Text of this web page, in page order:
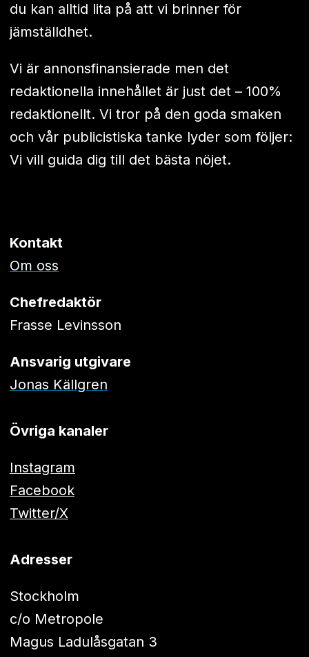
du kan alltid lita på att vi brinner för
jämställdhet.
Vi är annonsfinansierade men det
redaktionella innehållet är just det – 100%
redaktionellt. Vi tror på den goda smaken
och vår publicistiska tanke lyder som följer:
Vi vill guida dig till det bästa nöjet.
Kontakt
Om oss
Chefredaktör
Frasse Levinsson
Ansvarig utgivare
Jonas Källgren
Övriga kanaler
Instagram
Facebook
Twitter/X
Adresser
Stockholm
c/o Metropole
Magus Ladulåsgatan 3